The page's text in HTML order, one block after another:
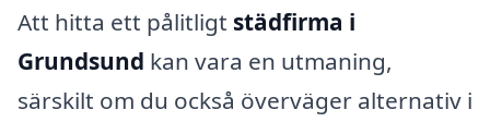
Att hitta ett pålitligt städfirma i
Grundsund kan vara en utmaning,
särskilt om du också överväger alternativ i